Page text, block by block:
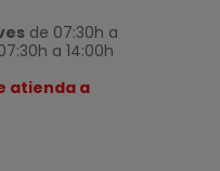
de 07:30h a
a 14:00h
atienda a